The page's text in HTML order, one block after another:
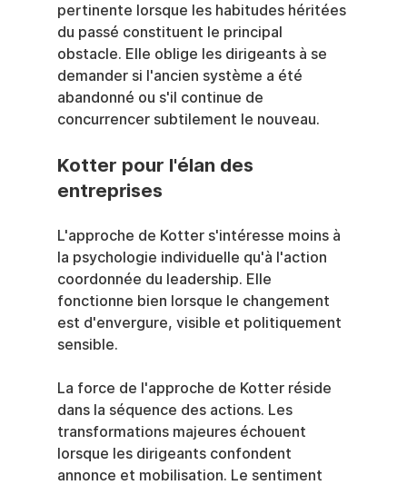
pertinente lorsque les habitudes héritées
du passé constituent le principal
obstacle. Elle oblige les dirigeants à se
demander si l'ancien système a été
abandonné ou s'il continue de
concurrencer subtilement le nouveau.
Kotter pour l'élan des
entreprises
L'approche de Kotter s'intéresse moins à
la psychologie individuelle qu'à l'action
coordonnée du leadership. Elle
fonctionne bien lorsque le changement
est d'envergure, visible et politiquement
sensible.
La force de l'approche de Kotter réside
dans la séquence des actions. Les
transformations majeures échouent
lorsque les dirigeants confondent
annonce et mobilisation. Le sentiment